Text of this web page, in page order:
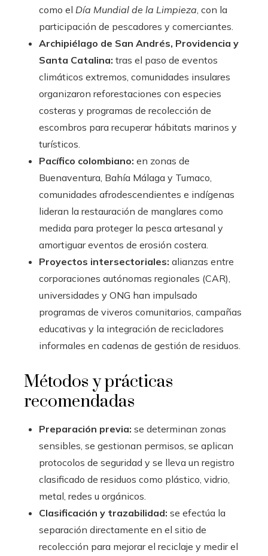
como el Día Mundial de la Limpieza , con la
participación de pescadores y comerciantes.
Archipiélago de San Andrés, Providencia y
Santa Catalina: tras el paso de eventos
climáticos extremos, comunidades insulares
organizaron reforestaciones con especies
costeras y programas de recolección de
escombros para recuperar hábitats marinos y
turísticos.
Pacífico colombiano: en zonas de
Buenaventura, Bahía Málaga y Tumaco,
comunidades afrodescendientes e indígenas
lideran la restauración de manglares como
medida para proteger la pesca artesanal y
amortiguar eventos de erosión costera.
Proyectos intersectoriales: alianzas entre
corporaciones autónomas regionales (CAR),
universidades y ONG han impulsado
programas de viveros comunitarios, campañas
educativas y la integración de recicladores
informales en cadenas de gestión de residuos.
Métodos y prácticas
recomendadas
Preparación previa: se determinan zonas
sensibles, se gestionan permisos, se aplican
protocolos de seguridad y se lleva un registro
clasificado de residuos como plástico, vidrio,
metal, redes u orgánicos.
Clasificación y trazabilidad: se efectúa la
separación directamente en el sitio de
recolección para mejorar el reciclaje y medir el